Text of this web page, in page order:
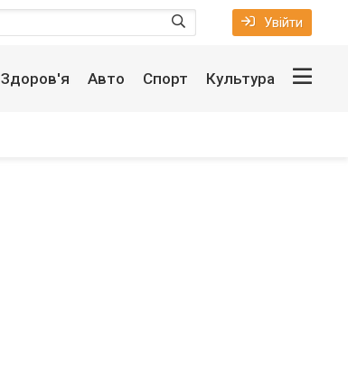
Увійти
Здоров'я Авто Спорт Культура